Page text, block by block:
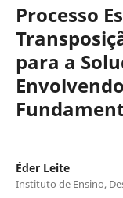
Processo
para a
Éder Leite
Instituto de Ensino,